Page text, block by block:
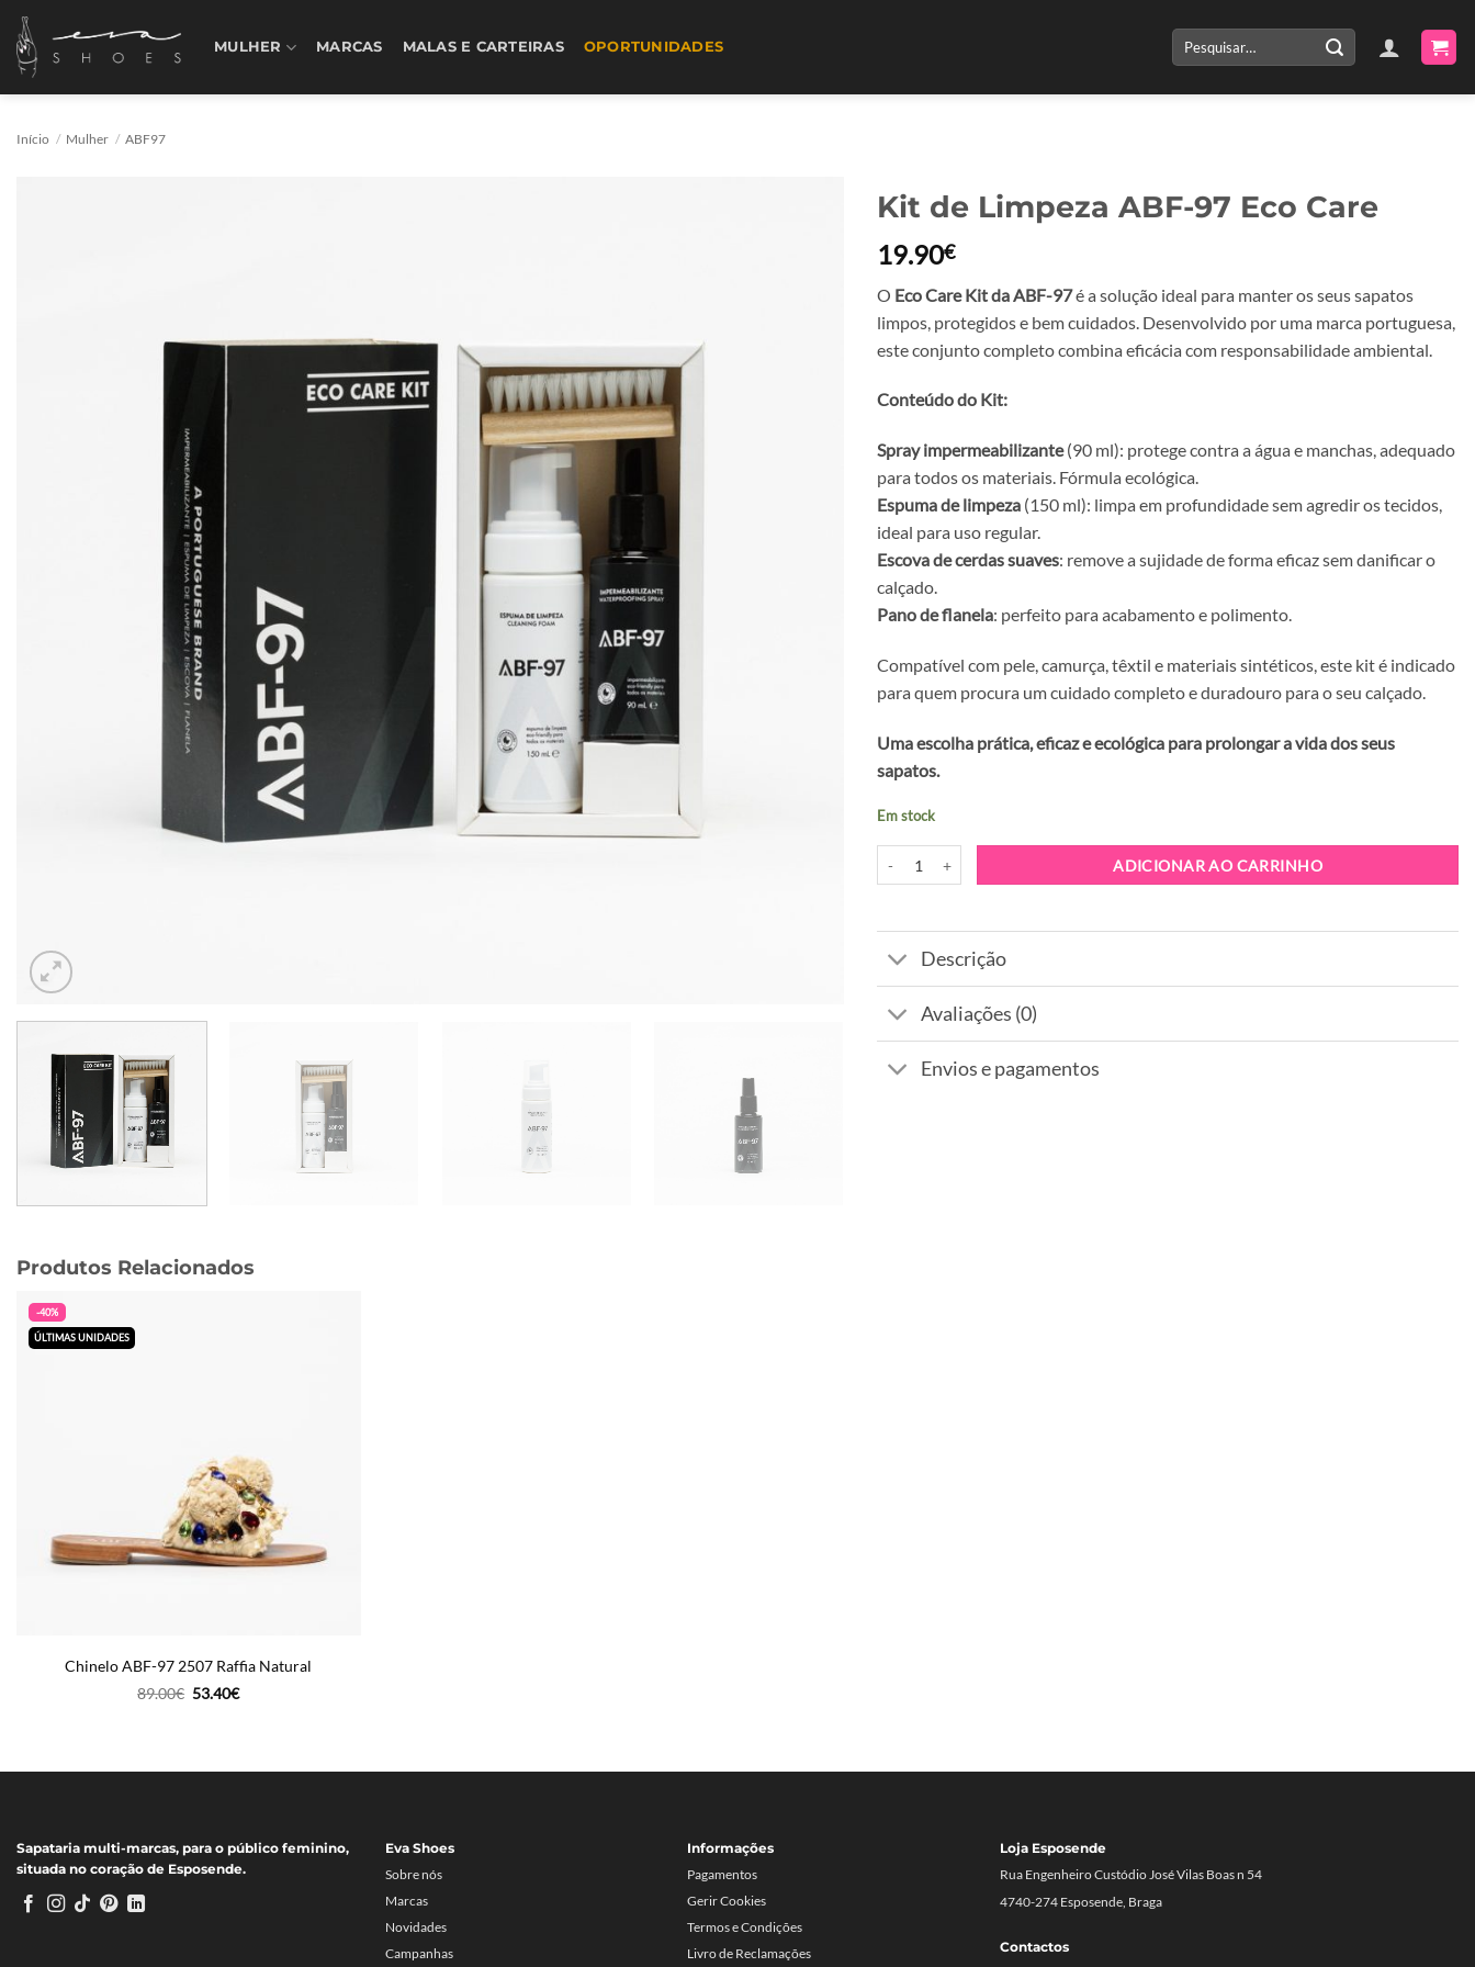
Skip
content
MULHER MARCAS MALAS E CARTEIRAS OPORTUNIDADES
Pesquisar
por:
Início / Mulher / ABF97
Kit de Limpeza ABF-97 Eco Care
19.90€
O Eco Care Kit da ABF-97é a solução ideal para manter os seus sapatos
limpos, protegidos e bem cuidados. Desenvolvido por uma marca portuguesa,
este conjunto completo combina eficácia com responsabilidade ambiental.
Conteúdo do Kit:
Spray impermeabilizante(90 ml): protege contra a água e manchas, adequado
para todos os materiais. Fórmula ecológica.
Espuma de limpeza (150 ml): limpa em profundidade sem agredir os tecidos,
ideal para uso regular.
Escova de cerdas suaves: remove a sujidade de forma eficaz sem danificar o
calçado.
Pano de flanela: perfeito para acabamento e polimento.
Compatível com pele, camurça, têxtil e materiais sintéticos, este kit é indicado
para quem procura um cuidado completo e duradouro para o seu calçado.
Uma escolha prática, eficaz e ecológica para prolongar a vida dos seus
sapatos.
Em stock
ADICIONAR AO CARRINHO
Alternative:
Descrição
Avaliações (0)
Envios e pagamentos
Produtos Relacionados
-40%
ÚLTIMAS UNIDADES
Chinelo ABF-97 2507 Raffia Natural
89.00€ O
53.40€O
Sapataria multi-marcas, para o público feminino,
situada no coração de Esposende.
Eva Shoes
Sobre nós
Marcas
Novidades
Campanhas
Informações
Pagamentos
Gerir Cookies
Termos e Condições
Livro de Reclamações
Loja Esposende
Rua Engenheiro Custódio José Vilas Boas n 54
4740-274 Esposende, Braga
Contactos